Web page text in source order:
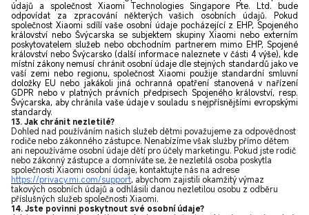
údajů a společnost Xiaomi Technologies Singapore Pte. Ltd. bude
odpovídat za zpracování některých vašich osobních údajů. Pokud
společnost Xiaomi sdílí vaše osobní údaje pocházející z EHP, Spojeného
království nebo Švýcarska se subjektem skupiny Xiaomi nebo externím
poskytovatelem služeb nebo obchodním partnerem mimo EHP, Spojené
království nebo Švýcarsko (další informace naleznete v části 4 výše), kde
místní zákony nemusí chránit osobní údaje dle stejných standardů jako ve
vaší zemi nebo regionu, společnost Xiaomi použije standardní smluvní
doložky EU nebo jakákoli jiná ochranná opatření stanovená v nařízení
GDPR nebo v platných právních předpisech Spojeného království, resp.
Švýcarska, aby chránila vaše údaje v souladu s nejpřísnějšími evropskými
standardy.
13. Jak chránit nezletilé?
Dohled nad používáním našich služeb dětmi považujeme za odpovědnost
rodiče nebo zákonného zástupce. Nenabízíme však služby přímo dětem
ani nepoužíváme osobní údaje dětí pro účely marketingu. Pokud jste rodič
nebo zákonný zástupce a domníváte se, že nezletilá osoba poskytla
společnosti Xiaomi osobní údaje, kontaktujte nás na adrese
https://privacy.mi.com/support, abychom zajistili okamžitý výmaz
takových osobních údajů a odhlásili danou nezletilou osobu z odběru
příslušných služeb společnosti Xiaomi.
14. Jste povinni poskytnout své osobní údaje?